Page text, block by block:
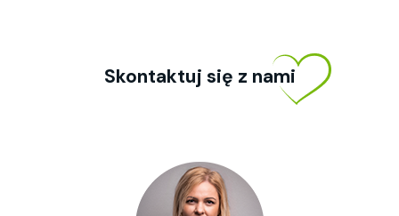
Skontaktuj się z nami